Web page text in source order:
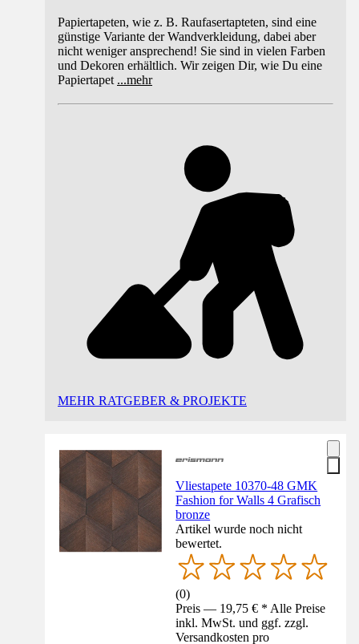
Papiertapeten, wie z. B. Raufasertapteten, sind eine
günstige Variante der Wandverkleidung, dabei aber
nicht weniger ansprechend! Sie sind in vielen Farben
und Dekoren erhältlich. Wir zeigen Dir, wie Du eine
Papiertapet ...mehr
MEHR RATGEBER & PROJEKTE
Vliestapete 10370-48 GMK
Fashion for Walls 4 Grafisch
bronze
Artikel wurde noch nicht
bewertet.
(0)
Preis — 19,75 € * Alle Preise
inkl. MwSt. und ggf. zzgl.
Versandkosten pro